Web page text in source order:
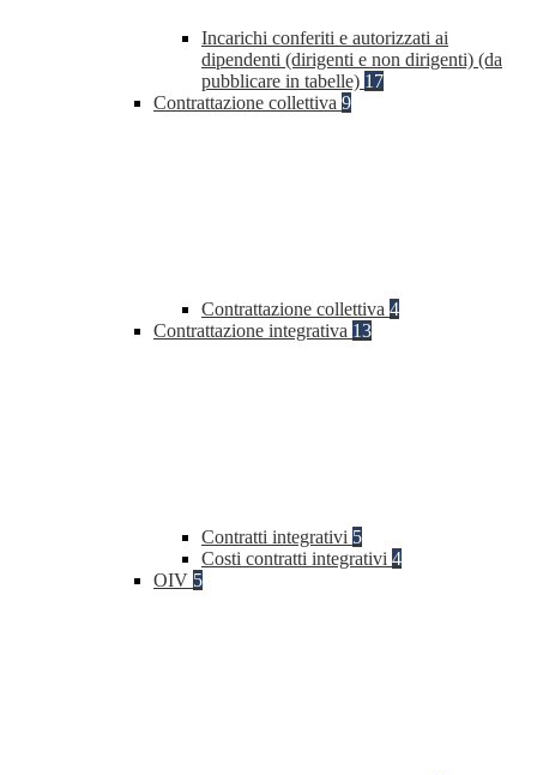
Incarichi conferiti e autorizzati ai
dipendenti (dirigenti e non dirigenti) (da
pubblicare in tabelle) 17
Contrattazione collettiva 9
Contrattazione collettiva 4
Contrattazione integrativa 13
Contratti integrativi 5
Costi contratti integrativi 4
OIV 5